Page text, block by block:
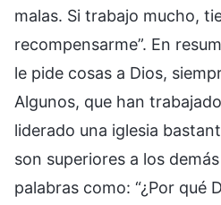
malas. Si trabajo mucho,
recompensarme”. En
le pide cosas a Dios,
Algunos, que han
liderado una iglesia
son superiores a los
palabras como: “¿Por qué